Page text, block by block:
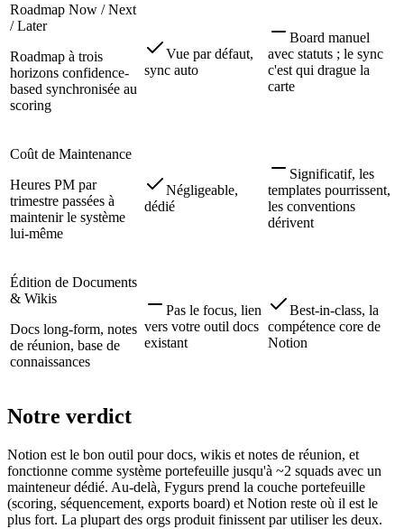
Roadmap Now / Next
/ Later
Roadmap à trois
horizons confidence-
based synchronisée au
scoring
Vue par défaut,
sync auto
Board manuel
avec statuts ; le sync
c'est qui drague la
carte
Coût de Maintenance
Heures PM par
trimestre passées à
maintenir le système
lui-même
Négligeable,
dédié
Significatif, les
templates pourrissent,
les conventions
dérivent
Édition de Documents
& Wikis
Docs long-form, notes
de réunion, base de
connaissances
Pas le focus, lien
vers votre outil docs
existant
Best-in-class, la
compétence core de
Notion
Notre verdict
Notion est le bon outil pour docs, wikis et notes de réunion, et
fonctionne comme système portefeuille jusqu'à ~2 squads avec un
mainteneur dédié. Au-delà, Fygurs prend la couche portefeuille
(scoring, séquencement, exports board) et Notion reste où il est le
plus fort. La plupart des orgs produit finissent par utiliser les deux.